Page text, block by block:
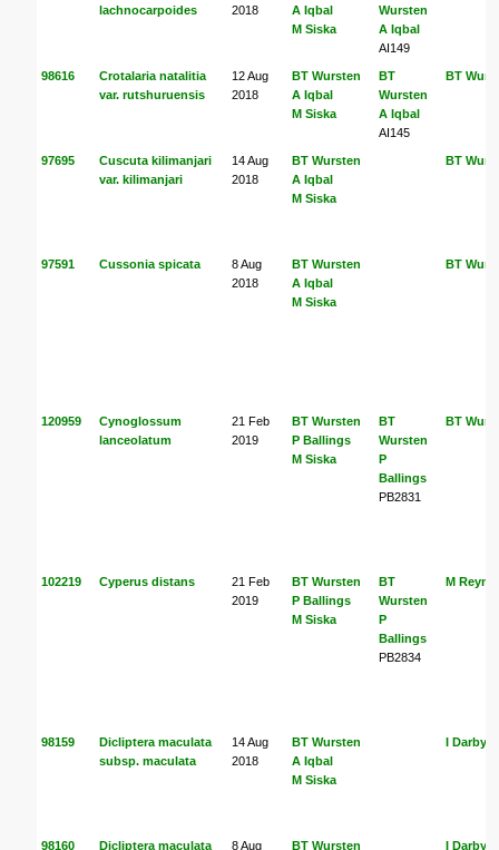
lachnocarpoides 2018
A Iqbal
M Siska
Wursten
A Iqbal
AI149
98616
Crotalaria natalitia
var. rutshuruensis
12 Aug
2018
BT Wursten
A Iqbal
M Siska
BT
Wursten
A Iqbal
AI145
BT
97695
Cuscuta kilimanjari
var. kilimanjari
14 Aug
2018
BT Wursten
A Iqbal
M Siska
BT
97591 Cussonia spicata
8 Aug
2018
BT Wursten
A Iqbal
M Siska
BT
120959
Cynoglossum
lanceolatum
21 Feb
2019
BT Wursten
P Ballings
M Siska
BT
Wursten
P
Ballings
PB2831
BT
102219 Cyperus distans
21 Feb
2019
BT Wursten
P Ballings
M Siska
BT
Wursten
P
Ballings
PB2834
M
98159
Dicliptera maculata
subsp. maculata
14 Aug
2018
BT Wursten
A Iqbal
M Siska
I
98160
Dicliptera maculata
8 Aug
BT Wursten
I